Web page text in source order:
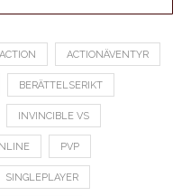
ACTION ACTIONÄVENTYR
BERÄTTELSERIKT
INVINCIBLE VS
PVP
SINGLEPLAYER